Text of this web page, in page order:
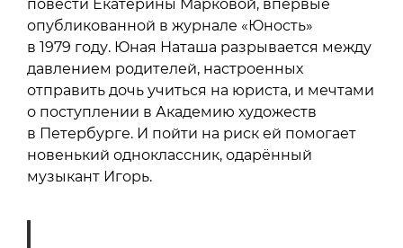
повести Екатерины Марковой, впервые
опубликованной в журнале «Юность»
в 1979 году. Юная Наташа разрывается между
давлением родителей, настроенных
отправить дочь учиться на юриста, и мечтами
о поступлении в Академию художеств
в Петербурге. И пойти на риск ей помогает
новенький одноклассник, одарённый
музыкант Игорь.